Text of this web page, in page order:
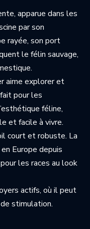
apparue dans les
par son
rayée, son port
le félin sauvage,
aime explorer et
pour les
féline,
et facile à vivre.
court et robuste. La
Europe depuis
les races au look
actifs, où il peut
stimulation.